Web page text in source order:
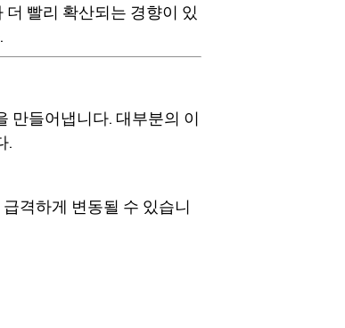
더 빨리 확산되는 경향이 있
만들어냅니다. 대부분의 이
.
격하게 변동될 수 있습니